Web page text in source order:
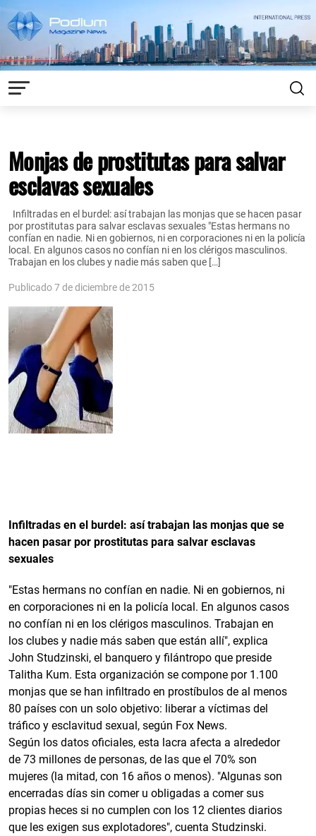
Monjas de prostitutas para salvar
esclavas sexuales
Infiltradas en el burdel: así trabajan las monjas que se hacen pasar
por prostitutas para salvar esclavas sexuales "Estas hermans no
confían en nadie. Ni en gobiernos, ni en corporaciones ni en la policía
local. En algunos casos no confían ni en los clérigos masculinos.
Trabajan en los clubes y nadie más saben que […]
Publicado 7 de diciembre de 2015
Infiltradas en el burdel: así trabajan las monjas que se
hacen pasar por prostitutas para salvar esclavas
sexuales
"Estas hermans no confían en nadie. Ni en gobiernos, ni
en corporaciones ni en la policía local. En algunos casos
no confían ni en los clérigos masculinos. Trabajan en
los clubes y nadie más saben que están allí", explica
John Studzinski, el banquero y filántropo que preside
Talitha Kum. Esta organización se compone por 1.100
monjas que se han infiltrado en prostíbulos de al menos
80 países con un solo objetivo: liberar a víctimas del
tráfico y esclavitud sexual, según Fox News.
Según los datos oficiales, esta lacra afecta a alrededor
de 73 millones de personas, de las que el 70% son
mujeres (la mitad, con 16 años o menos). "Algunas son
encerradas días sin comer u obligadas a comer sus
propias heces si no cumplen con los 12 clientes diarios
que les exigen sus explotadores", cuenta Studzinski.